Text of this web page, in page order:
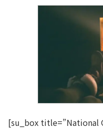
[su_box title=”National